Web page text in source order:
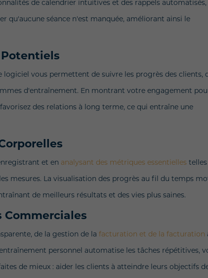
de calendrier intuitives et des rappels automatisés,
qu'aucune séance n'est manquée, améliorant ainsi le
logiciel vous permettent de suivre les progrès des clients,
d'entraînement. En montrant votre engagement
des relations à long terme, ce qui entraîne une
et en analysant des métriques essentielles
mesures. La visualisation des progrès au fil du temps
de meilleurs résultats et des vies plus saines.
de la gestion de lafacturation et de la facturation
personnel automatise les tâches répétitives,
de mieux : aider les clients à atteindre leurs objectifs